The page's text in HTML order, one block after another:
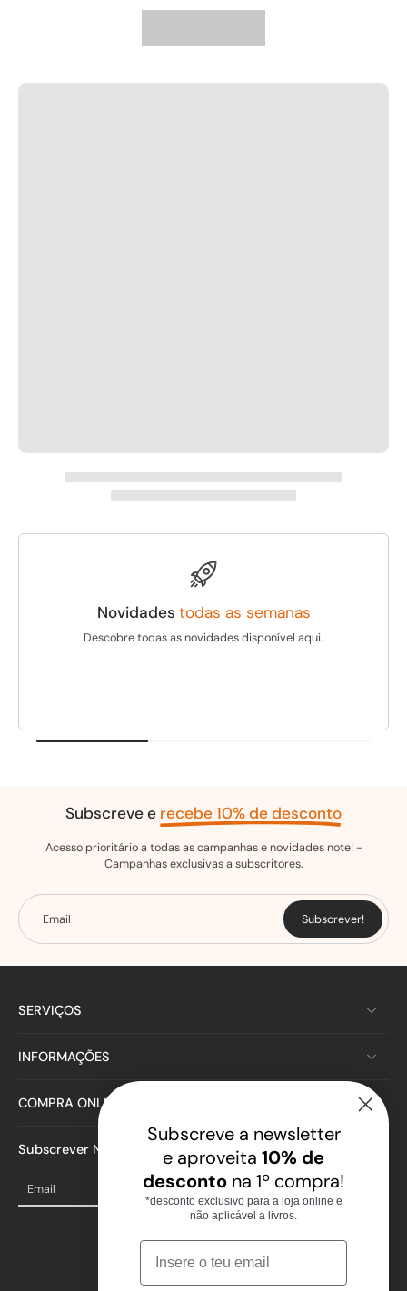
Novidades todas as semanas
Descobre todas as novidades disponível aqui.
Subscreve e recebe 10% de desconto
Acesso prioritário a todas as campanhas e novidades note! -
Campanhas exclusivas a subscritores.
Email Subscrever!
SERVIÇOS
INFORMAÇÕES
COMPRA ONLINE
Subscrever Newsletter
Email
Subscreve a newsletter
e aproveita 10% de
desconto na 1º compra!
*desconto exclusivo para a loja online e
não aplicável a livros.
Email